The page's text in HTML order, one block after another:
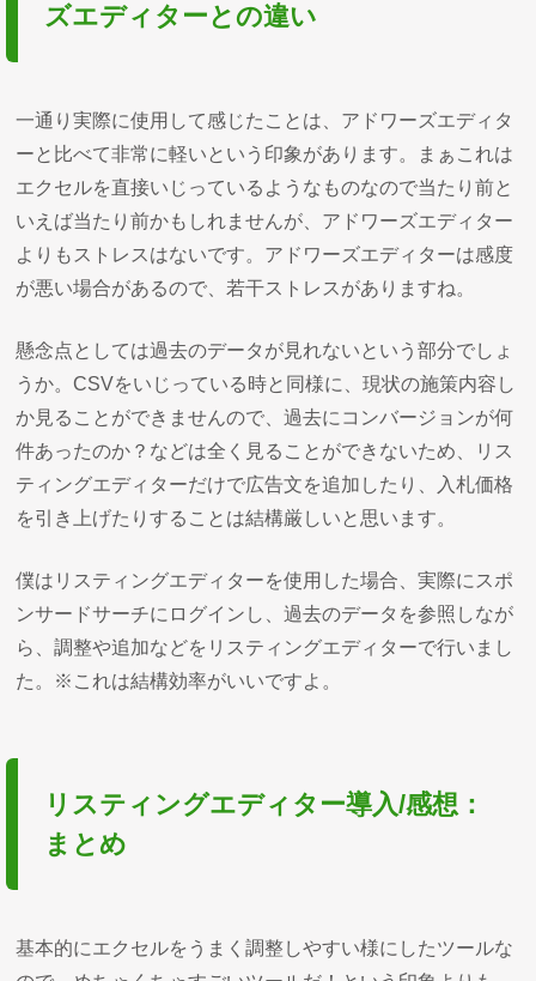
ズエディターとの違い
一通り実際に使用して感じたことは、アドワーズエディタ
ーと比べて非常に軽いという印象があります。まぁこれは
エクセルを直接いじっているようなものなので当たり前と
いえば当たり前かもしれませんが、アドワーズエディター
よりもストレスはないです。アドワーズエディターは感度
が悪い場合があるので、若干ストレスがありますね。
懸念点としては過去のデータが見れないという部分でしょ
うか。CSVをいじっている時と同様に、現状の施策内容し
か見ることができませんので、過去にコンバージョンが何
件あったのか？などは全く見ることができないため、リス
ティングエディターだけで広告文を追加したり、入札価格
を引き上げたりすることは結構厳しいと思います。
僕はリスティングエディターを使用した場合、実際にスポ
ンサードサーチにログインし、過去のデータを参照しなが
ら、調整や追加などをリスティングエディターで行いまし
た。※これは結構効率がいいですよ。
リスティングエディター導入/感想：
まとめ
基本的にエクセルをうまく調整しやすい様にしたツールな